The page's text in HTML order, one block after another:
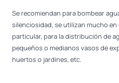
Se recomiendan para bombear
silenciosidad, se utilizan mucho
particular, para la distribución de
pequeños o medianos vasos de
huertos o jardines, etc.